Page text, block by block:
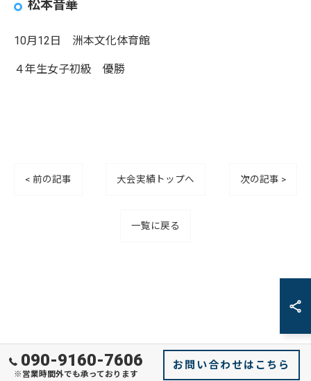
松本音華
10月12日 洲本文化体育館
４年生女子初級 優勝
< 前の記事 大会実績トップへ 次の記事 >
一覧に戻る
090-9160-7606
※営業時間外でも承っております
お問い合わせはこちら